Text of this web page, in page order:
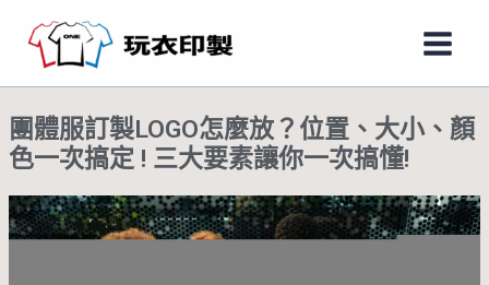
內
容
Main
團體服訂製LOGO怎麼放？位置、大小、顏
色一次搞定 ! 三大要素讓你一次搞懂!